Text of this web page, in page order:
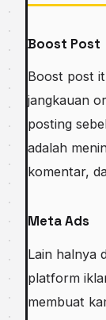
Boost Post
Boost post
jangkauan
posting
adalah
komentar,
Meta Ads
Lain halnya
platform
membuat